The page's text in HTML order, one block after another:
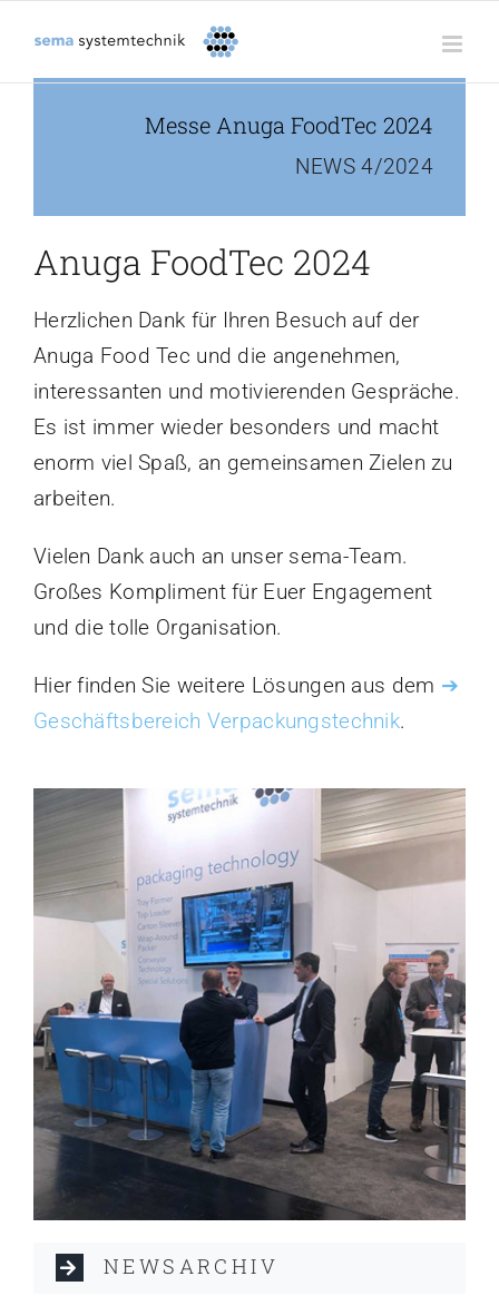
Inhalt
springen
Messe Anuga FoodTec 2024
NEWS 4/2024
Anuga FoodTec 2024
Herzlichen Dank für Ihren Besuch auf der
Anuga Food Tec und die angenehmen,
interessanten und motivierenden Gespräche.
Es ist immer wieder besonders und macht
enorm viel Spaß, an gemeinsamen Zielen zu
arbeiten.
Vielen Dank auch an unser sema-Team.
Großes Kompliment für Euer Engagement
und die tolle Organisation.
Hier finden Sie weitere Lösungen aus dem ➔
Geschäftsbereich Verpackungstechnik.
NEWSARCHIV